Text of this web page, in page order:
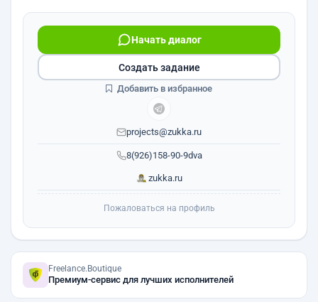
8(926)158-90-9dva
Начать диалог
projects@zukka.ru
zukka.ru
Создать задание
Добавить в избранное
Пожаловаться на профиль
Freelance.Boutique
Премиум-сервис для лучших исполнителей